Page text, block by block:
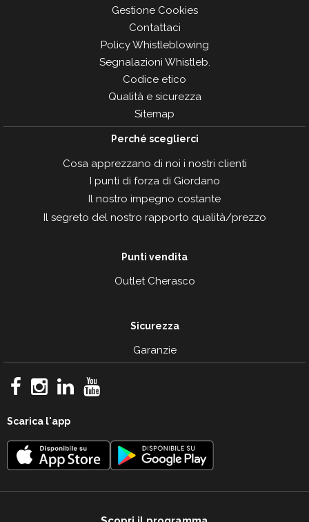
Gestione Cookies
Contattaci
Policy Whistleblowing
Segnalazioni Whistleb.
Codice etico
Qualità e sicurezza
Sitemap
Perché sceglierci
Cosa apprezzano di noi i nostri clienti
I punti di forza di Giordano
Il nostro impegno costante
Il segreto del nostro rapporto qualità/prezzo
Punti vendita
Outlet Cherasco
Sicurezza
Garanzie
Scarica l'app